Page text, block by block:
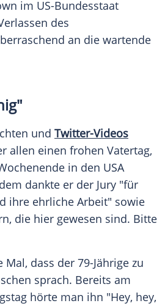
im US-Bundesstaat
des
an die wartende
und Twitter-Videos
allen einen frohen Vatertag,
in den USA
dankte er der Jury "für
ihre ehrliche Arbeit" sowie
die hier gewesen sind. Bitte
dass der 79-Jährige zu
sprach. Bereits am
hörte man ihn "Hey, hey,